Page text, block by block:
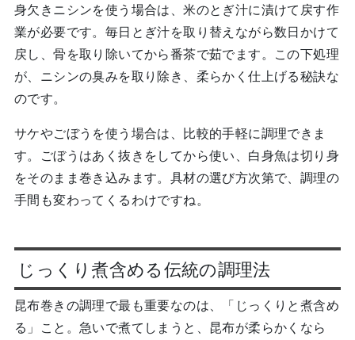
身欠きニシンを使う場合は、米のとぎ汁に漬けて戻す作
業が必要です。毎日とぎ汁を取り替えながら数日かけて
戻し、骨を取り除いてから番茶で茹でます。この下処理
が、ニシンの臭みを取り除き、柔らかく仕上げる秘訣な
のです。
サケやごぼうを使う場合は、比較的手軽に調理できま
す。ごぼうはあく抜きをしてから使い、白身魚は切り身
をそのまま巻き込みます。具材の選び方次第で、調理の
手間も変わってくるわけですね。
じっくり煮含める伝統の調理法
昆布巻きの調理で最も重要なのは、「じっくりと煮含め
る」こと。急いで煮てしまうと、昆布が柔らかくなら